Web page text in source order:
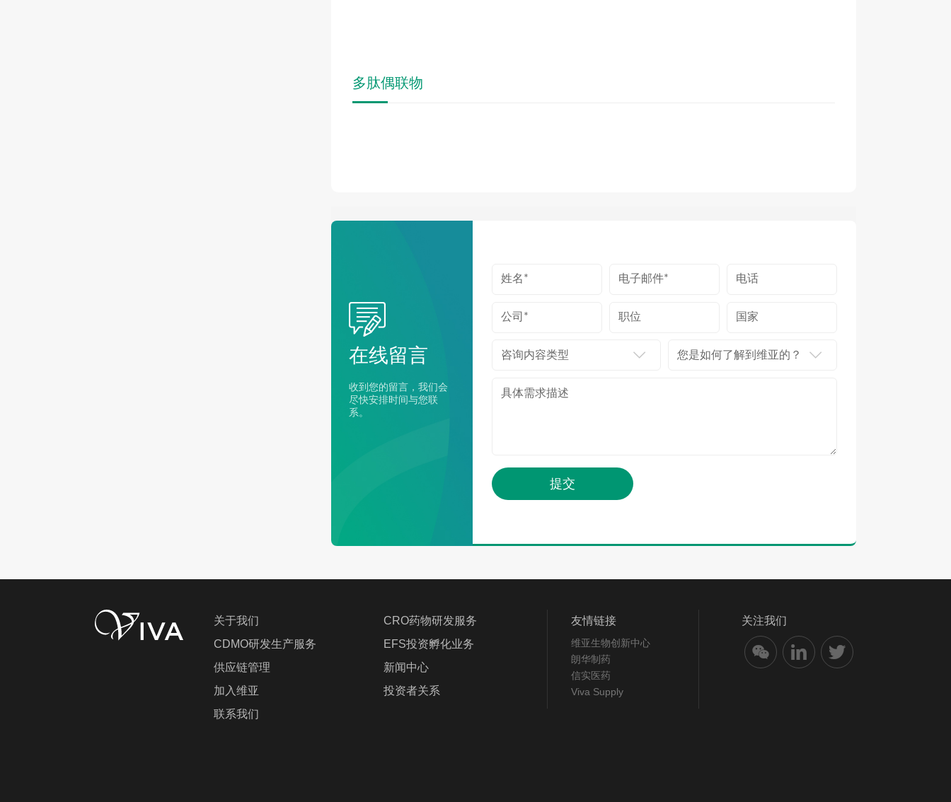
多肽偶联物
在线留言
收到您的留言，我们会
尽快安排时间与您联
系。
咨询内容类型 您是如何了解到维亚的？
关于我们
CRO药物研发服务
CDMO研发生产服务
EFS投资孵化业务
供应链管理
新闻中心
加入维亚
投资者关系
联系我们
友情链接
维亚生物创新中心
朗华制药
信实医药
Viva Supply
关注我们